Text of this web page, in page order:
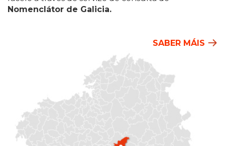
Nomenclátor de Galicia.
SABER MÁIS